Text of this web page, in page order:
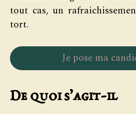
tout cas, un
tort.
Je pose ma
De quoi s’agit-il